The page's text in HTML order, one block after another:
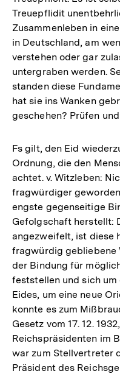
Treuepflidit
Zusammenleben in
in Deutschland, am
verstehen oder gar
untergraben werden.
standen diese
hat sie ins Wanken
geschehen? Prüfen
Fs gilt, den Eid
Ordnung, die den
achtet. v. Witzleben:
fragwürdiger
engste gegenseitige
Gefolgschaft herstellt:
angezweifelt, ist diese
fragwürdig gebliebene
der Bindung für
feststellen und sich
Eides, um eine neue
konnte es zum
Gesetz vom 17. 12.
Reichspräsidenten im
war zum Stellvertreter
Präsident des